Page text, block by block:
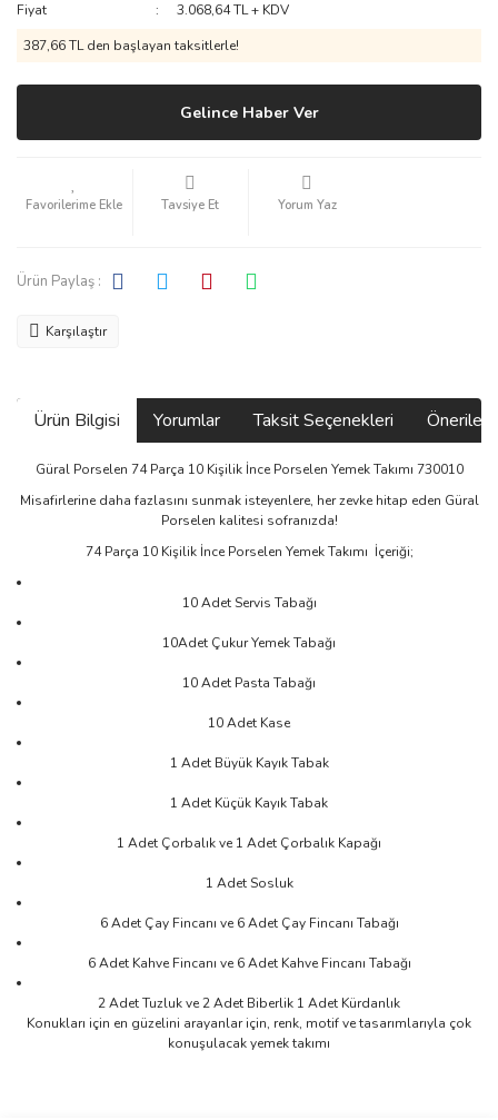
Fiyat
3.068,64 TL + KDV
387,66 TL den başlayan taksitlerle!
Gelince Haber Ver
Tavsiye Et Yorum Yaz
Ürün Paylaş :
Karşılaştır
Ürün Bilgisi Yorumlar Taksit Seçenekleri
Güral Porselen 74 Parça 10 Kişilik İnce Porselen Yemek Takımı 730010
Misafirlerine daha fazlasını sunmak isteyenlere, her zevke hitap eden Güral
Porselen kalitesi sofranızda!
74 Parça 10 Kişilik İnce Porselen Yemek Takımı İçeriği;
10 Adet Servis Tabağı
10Adet Çukur Yemek Tabağı
10 Adet Pasta Tabağı
10 Adet Kase
1 Adet Büyük Kayık Tabak
1 Adet Küçük Kayık Tabak
1 Adet Çorbalık ve 1 Adet Çorbalık Kapağı
1 Adet Sosluk
6 Adet Çay Fincanı ve 6 Adet Çay Fincanı Tabağı
6 Adet Kahve Fincanı ve 6 Adet Kahve Fincanı Tabağı
2 Adet Tuzluk ve 2 Adet Biberlik 1 Adet Kürdanlık
Konukları için en güzelini arayanlar için, renk, motif ve tasarımlarıyla çok
konuşulacak yemek takımı